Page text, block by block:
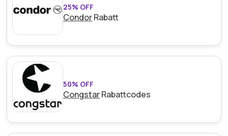
25% OFF
CondorRabatt
50% OFF
CongstarRabattcodes